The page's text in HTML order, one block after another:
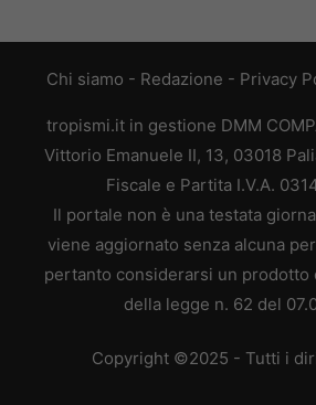
Chi siamo - Redazione - Privacy
tropismi.it in gestione DMM
Vittorio Emanuele II, 13, 03018
Fiscale e Partita I.V.A.
Il portale non è una testata
viene aggiornato senza alcuna
pertanto considerarsi un prodotto
della legge n. 62 del
Copyright ©2025 - Tutti i